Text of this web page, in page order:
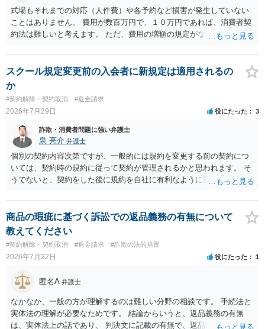
式場もそれまでの対応（人件費）や各予約など損害が発生していない
ことはありません。 費用が数百万円で、１０万円であれば、消費者契
約法は難しいと考えます。 ただ、費用の増額の規定がなかったのに増
ということになり、解約するのは理由がないことになります。
スクール規定変更前の入会者に新規定は適用されるの
か
#契約解除・契約取消 #返金請求
2026年7月29日 役にたった 3
詐欺・消費者問題に強い弁護士
泉 亮介 弁護士
個別の契約内容次第ですが、一般的には規約を変更する前の契約につ
いては、契約時の規約に従って契約が管理されるかと思われます。 そ
うでないと、契約をした後に規約を自社に有利なように変更し、それ
る場合があるかと思われます。
商品の瑕疵に基づく訴訟での返品義務の有無について
教えてください
#契約解除・契約取消 #返金請求 #詐欺の法的措置
2026年7月22日 役にたった 1
匿名A 弁護士
なかなか、一般の方が理解するのは難しい分野の相談です。 手続法と
実体法の理解が必要なためです。 結論からいうと、返品義務の有無
は、実体法上の話であり、 判決文に記載の有無で、返品義務の有無が